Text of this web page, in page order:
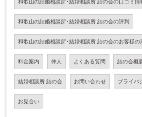
和歌山の結婚相談所･結婚相談所 結の会の口コミ情
和歌山の結婚相談所･結婚相談所 結の会の評判
和歌山の結婚相談所･結婚相談所 結の会のお客様の
料金案内 仲人 よくある質問 結の会概
結婚相談所 結の会 お問い合わせ プライバ
お見合い